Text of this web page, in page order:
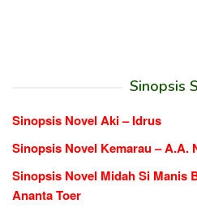
Sinopsis
Sinopsis Novel Aki – Idrus
Sinopsis Novel Kemarau – A.A.
Sinopsis Novel Midah Si Manis
Ananta Toer